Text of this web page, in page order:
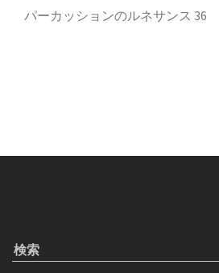
パーカッションのルネサンス 36
検索